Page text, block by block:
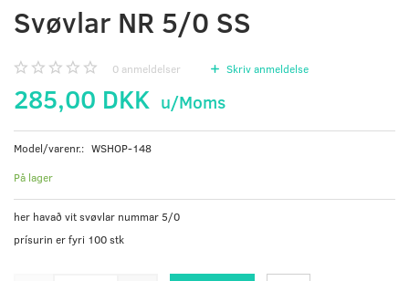
Svøvlar NR 5/0 SS
0 anmeldelser Skriv anmeldelse
285,00 DKK u/Moms
Model/varenr.: WSHOP-148
På lager
her havað vit svøvlar nummar 5/0
prísurin er fyri 100 stk